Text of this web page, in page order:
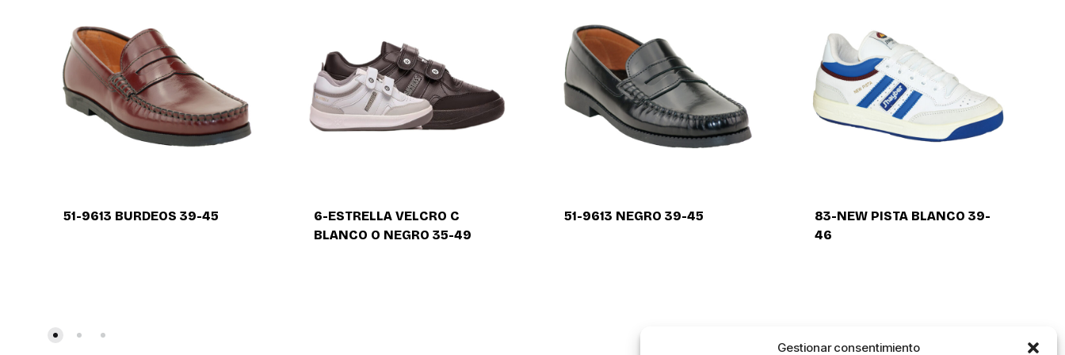
Gestionar consentimiento
51-9613 BURDEOS 39-45
6-ESTRELLA VELCRO C
BLANCO O NEGRO 35-49
51-9613 NEGRO 39-45
83-NEW PISTA BLANCO 39-
46